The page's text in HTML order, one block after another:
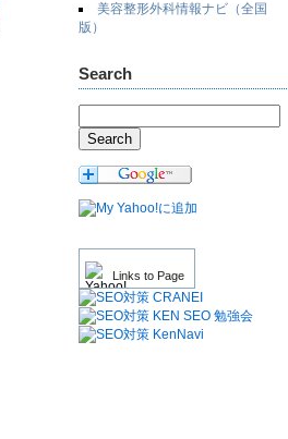
美容整形外科情報ナビ（全国
版）
Search
Links to Page